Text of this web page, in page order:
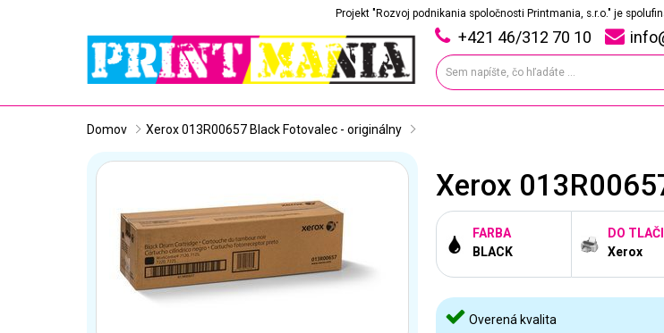
Projekt "Rozvoj podnikania spoločnosti Printmania, s.r.o." je
+421 46/312 70 10
Domov Xerox 013R00657 Black Fotovalec - originálny
Xerox
FARBA
BLACK
DO
Xerox
Overená kvalita